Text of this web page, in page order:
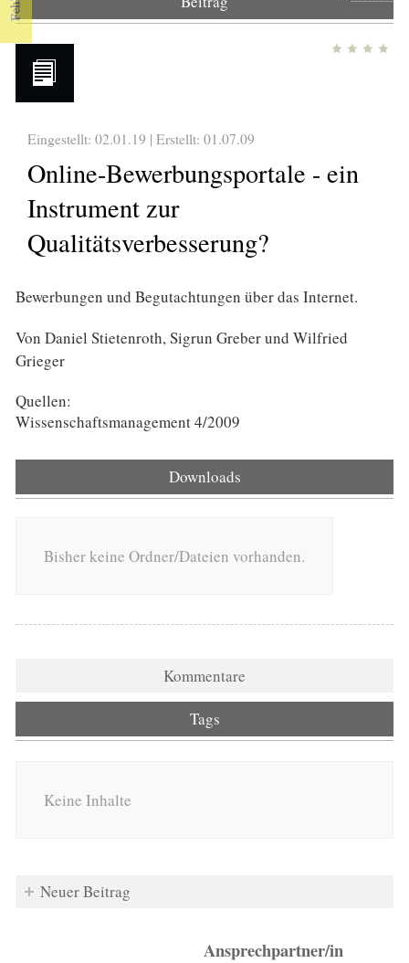
Eingestellt: 02.01.19 | Erstellt: 01.07.09
Online-Bewerbungsportale - ein
Instrument zur
Qualitätsverbesserung?
Bewerbungen und Begutachtungen über das Internet.
Von Daniel Stietenroth, Sigrun Greber und Wilfried
Grieger
Quellen:
Wissenschaftsmanagement 4/2009
Downloads
Bisher keine Ordner/Dateien vorhanden.
Kommentare
Tags
Keine Inhalte
Neuer Beitrag
Ansprechpartner/in